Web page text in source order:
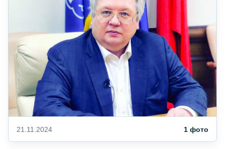
21.11.2024 1 фото